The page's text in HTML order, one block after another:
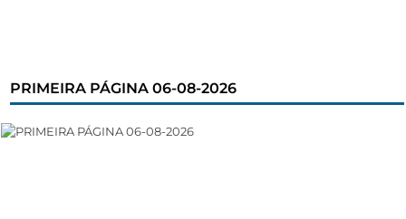
PRIMEIRA PÁGINA 06-08-2026